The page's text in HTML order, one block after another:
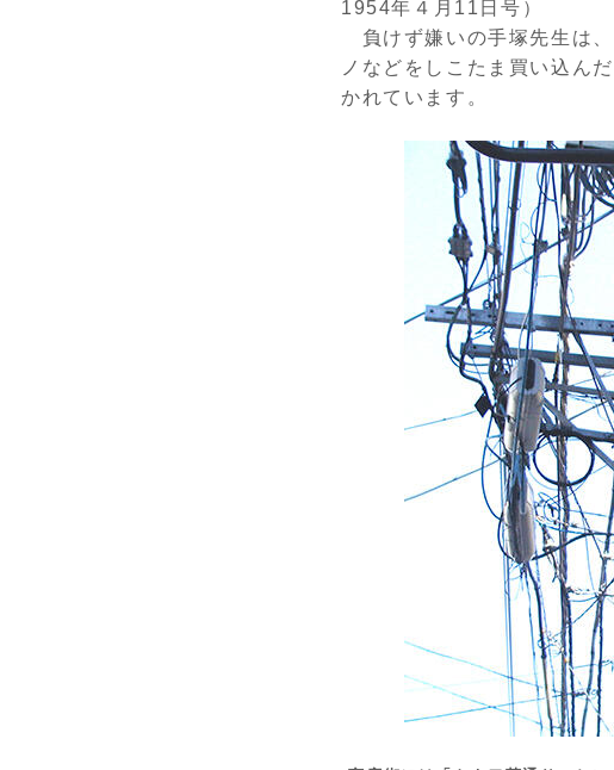
1954年４月11日号）
負けず嫌いの手塚先生は
ノなどをしこたま買い込ん
かれています。